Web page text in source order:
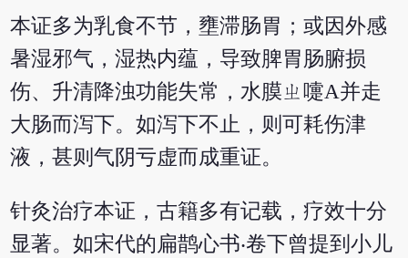
本证多为乳食不节，壅滞肠胃；或因外感
暑湿邪气，湿热内蕴，导致脾胃肠腑损
伤、升清降浊功能失常，水膜ㄓ嚏A并走
大肠而泻下。如泻下不止，则可耗伤津
液，甚则气阴亏虚而成重证。
针灸治疗本证，古籍多有记载，疗效十分
显著。如宋代的扁鹊心书‧卷下曾提到小儿